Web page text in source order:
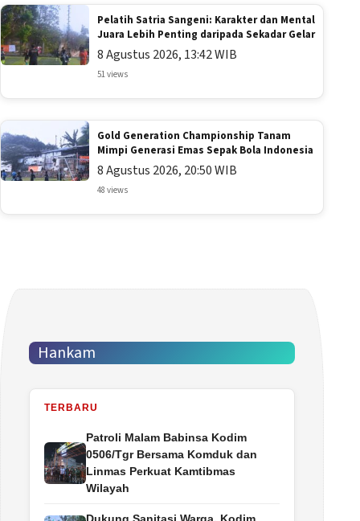
Pelatih Satria Sangeni: Karakter dan Mental
Juara Lebih Penting daripada Sekadar Gelar
8 Agustus 2026, 13:42 WIB
51 views
Gold Generation Championship Tanam
Mimpi Generasi Emas Sepak Bola Indonesia
8 Agustus 2026, 20:50 WIB
48 views
Hankam
TERBARU
Patroli Malam Babinsa Kodim
0506/Tgr Bersama Komduk dan
Linmas Perkuat Kamtibmas
Wilayah